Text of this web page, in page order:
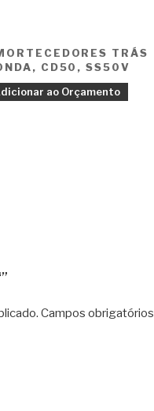
TRÁS
CD50, SS50V
ao Orçamento
Campos obrigatórios